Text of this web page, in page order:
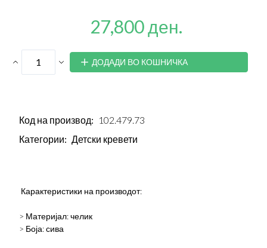
27,800 ден.
ДОДАДИ ВО КОШНИЧКА
Код на производ: 102.479.73
Категории: Детски кревети
Карактеристики на производот:
> Материјал: челик
> Боја: сива